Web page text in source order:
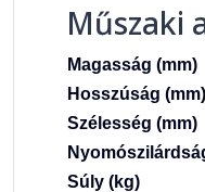
Műszaki
Magasság (mm)
Hosszúság (mm)
Szélesség (mm)
Súly (kg)